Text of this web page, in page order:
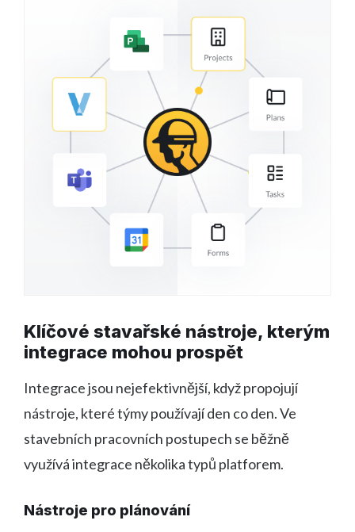
Klíčové stavařské nástroje, kterým
integrace mohou prospět
Integrace jsou nejefektivnější, když propojují
nástroje, které týmy používají den co den. Ve
stavebních pracovních postupech se běžně
využívá integrace několika typů platforem.
Nástroje pro plánování